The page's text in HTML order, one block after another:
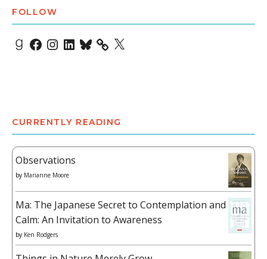
FOLLOW
Goodreads
Facebook
Instagram
LinkedIn
Bluesky X
CURRENTLY READING
Observations
by Marianne Moore
Ma: The Japanese Secret to Contemplation and
Calm: An Invitation to Awareness
by Ken Rodgers